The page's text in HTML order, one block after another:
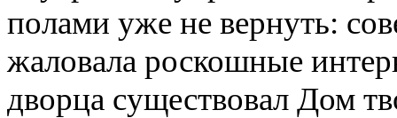
полами уже не вернуть:
жаловала роскошные
дворца существовал Дом